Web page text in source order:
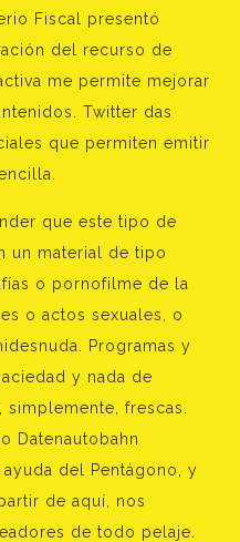
Fiscal presentó
del recurso de
me permite mejorar
Twitter das
que permiten emitir
que este tipo de
un material de tipo
o pornofilme de la
o actos sexuales, o
Programas y
y nada de
frescas.
Datenautobahn
del Pentágono, y
de aquí, nos
de todo pelaje.